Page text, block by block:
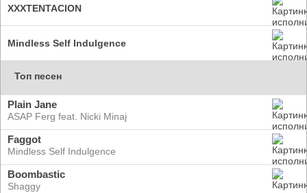
XXXTENTACION
Mindless Self Indulgence
Топ песен
Plain Jane
ASAP Ferg feat. Nicki Minaj
Faggot
Mindless Self Indulgence
Boombastic
Shaggy